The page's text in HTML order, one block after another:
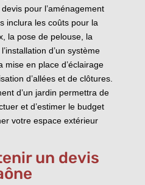
pour l’aménagement
inclura les coûts pour la
la pose de pelouse, la
d’un système
mise en place d’éclairage
d’allées et de clôtures.
d’un jardin permettra de
et d’estimer le budget
votre espace extérieur
un devis